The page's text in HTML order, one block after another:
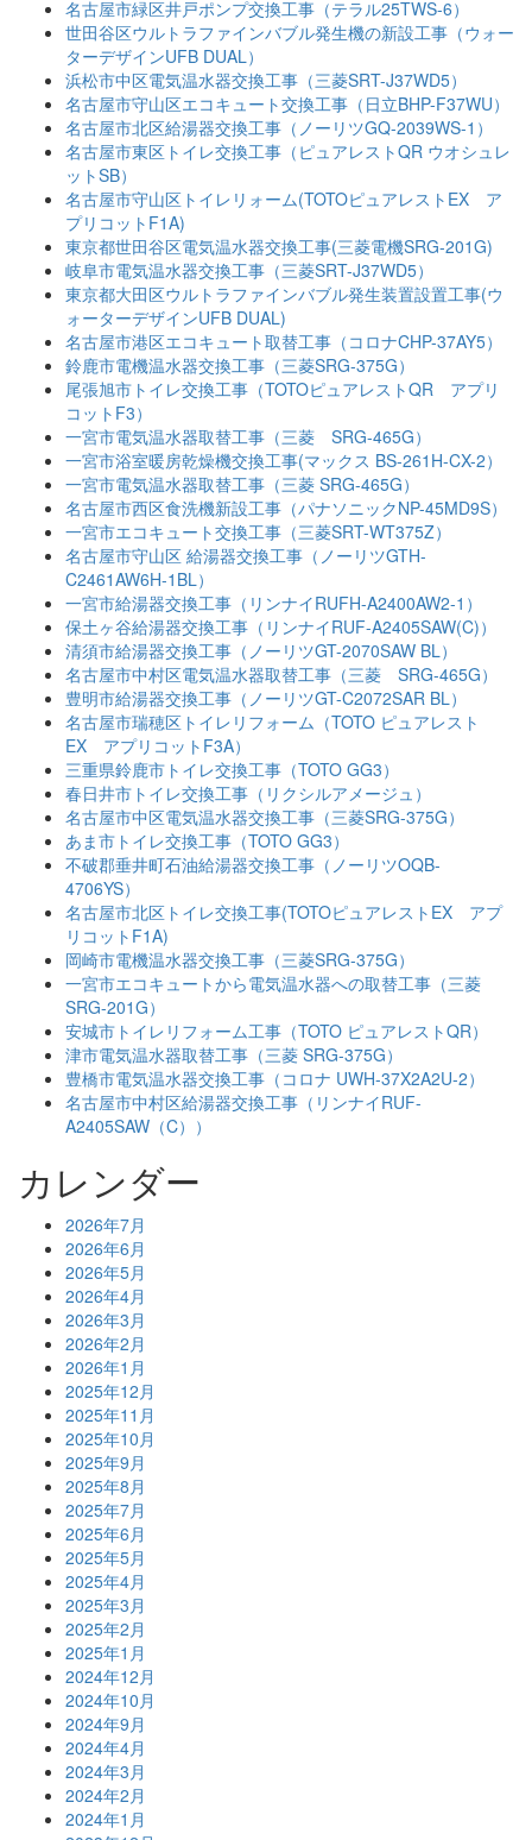
名古屋市緑区井戸ポンプ交換工事（テラル25TWS-6）
世田谷区ウルトラファインバブル発生機の新設工事（ウォー
ターデザインUFB DUAL）
浜松市中区電気温水器交換工事（三菱SRT-J37WD5）
名古屋市守山区エコキュート交換工事（日立BHP-F37WU）
名古屋市北区給湯器交換工事（ノーリツGQ-2039WS-1）
名古屋市東区トイレ交換工事（ピュアレストQR ウオシュレ
ットSB）
名古屋市守山区トイレリォーム(TOTOピュアレストEX ア
プリコットF1A)
東京都世田谷区電気温水器交換工事(三菱電機SRG-201G)
岐阜市電気温水器交換工事（三菱SRT-J37WD5）
東京都大田区ウルトラファインバブル発生装置設置工事(ウ
ォーターデザインUFB DUAL)
名古屋市港区エコキュート取替工事（コロナCHP-37AY5）
鈴鹿市電機温水器交換工事（三菱SRG-375G）
尾張旭市トイレ交換工事（TOTOピュアレストQR アプリ
コットF3）
一宮市電気温水器取替工事（三菱 SRG-465G）
一宮市浴室暖房乾燥機交換工事(マックス BS-261H-CX-2）
一宮市電気温水器取替工事（三菱 SRG-465G）
名古屋市西区食洗機新設工事（パナソニックNP-45MD9S）
一宮市エコキュート交換工事（三菱SRT-WT375Z）
名古屋市守山区 給湯器交換工事（ノーリツGTH-
C2461AW6H-1BL）
一宮市給湯器交換工事（リンナイRUFH-A2400AW2-1）
保土ヶ谷給湯器交換工事（リンナイRUF-A2405SAW(C)）
清須市給湯器交換工事（ノーリツGT-2070SAW BL）
名古屋市中村区電気温水器取替工事（三菱 SRG-465G）
豊明市給湯器交換工事（ノーリツGT-C2072SAR BL）
名古屋市瑞穂区トイレリフォーム（TOTO ピュアレスト
EX アプリコットF3A）
三重県鈴鹿市トイレ交換工事（TOTO GG3）
春日井市トイレ交換工事（リクシルアメージュ）
名古屋市中区電気温水器交換工事（三菱SRG-375G）
あま市トイレ交換工事（TOTO GG3）
不破郡垂井町石油給湯器交換工事（ノーリツOQB-
4706YS）
名古屋市北区トイレ交換工事(TOTOピュアレストEX アプ
リコットF1A)
岡崎市電機温水器交換工事（三菱SRG-375G）
一宮市エコキュートから電気温水器への取替工事（三菱
SRG-201G）
安城市トイレリフォーム工事（TOTO ピュアレストQR）
津市電気温水器取替工事（三菱 SRG-375G）
豊橋市電気温水器交換工事（コロナ UWH-37X2A2U-2）
名古屋市中村区給湯器交換工事（リンナイRUF-
A2405SAW（C））
カレンダー
2026年7月
2026年6月
2026年5月
2026年4月
2026年3月
2026年2月
2026年1月
2025年12月
2025年11月
2025年10月
2025年9月
2025年8月
2025年7月
2025年6月
2025年5月
2025年4月
2025年3月
2025年2月
2025年1月
2024年12月
2024年10月
2024年9月
2024年4月
2024年3月
2024年2月
2024年1月